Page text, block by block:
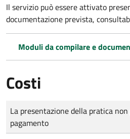
Il servizio può essere attivato
documentazione prevista,
Moduli da compilare e
Costi
Tipo di pagamento
Importo
La presentazione della pratica
pagamento